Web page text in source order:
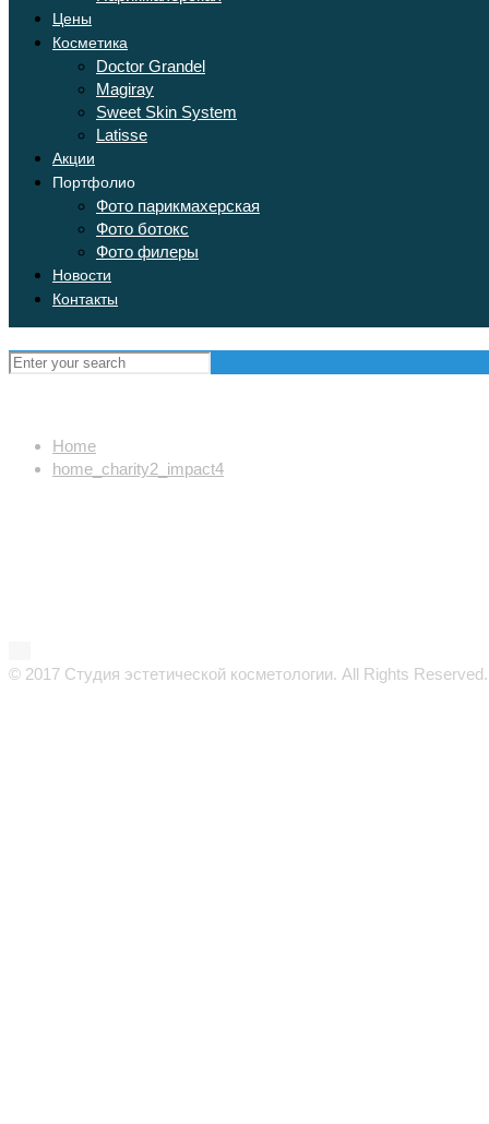
Цены
Косметика
Doctor Grandel
Magiray
Sweet Skin System
Latisse
Акции
Портфолио
Фото парикмахерская
Фото ботокс
Фото филеры
Новости
Контакты
Home
home_charity2_impact4
© 2017 Студия эстетической косметологии. All Rights Reserved.